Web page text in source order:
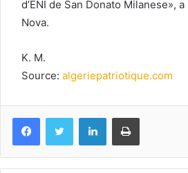
d’ENI de San Donato Milanese»,
Nova.
K. M.
Source: algeriepatriotique.com
FacebookTwitter LinkedinImprimer